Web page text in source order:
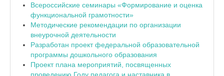
Всероссийские семинары «Формирование и оценка
функциональной грамотности»
Методические рекомендации по организации
внеурочной деятельности
Разработан проект федеральной образовательной
программы дошкольного образования
Проект плана мероприятий, посвященных